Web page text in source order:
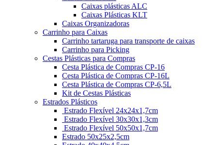
Caixas plásticas ALC
Caixas Plásticas KLT
Caixas Organizadoras
Carrinho para Caixas
Carrinho tartaruga para transporte de caixas
Carrinho para Picking
Cestas Plásticas para Compras
Cesta Plástica de Compras CP-16
Cesta Plástica de Compras CP-16L
Cesta Plástica de Compras CP-6,5L
Kit de Cestas Plásticas
Estrados Plásticos
Estrado Flexível 24x24x1,7cm
Estrado Flexível 30x30x1,3cm
Estrado Flexível 50x50x1,7cm
Estrado 50x25x2,5cm